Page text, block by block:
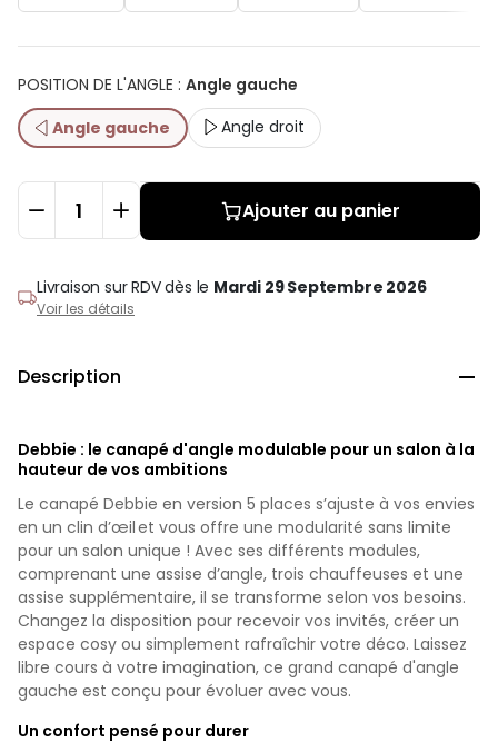
POSITION DE L'ANGLE : Angle gauche
Angle gauche
Angle droit
Ajouter au panier
Livraison sur RDVdès le Mardi 29 Septembre 2026
Voir les détails
Description 
Debbie : le canapé d'angle modulable pour un salon à la
hauteur de vos ambitions
Le canapé Debbie en version 5 places s’ajuste à vos envies
en un clin d’œil et vous offre une modularité sans limite
pour un salon unique ! Avec ses différents modules,
comprenant une assise d’angle, trois chauffeuses et une
assise supplémentaire, il se transforme selon vos besoins.
Changez la disposition pour recevoir vos invités, créer un
espace cosy ou simplement rafraîchir votre déco. Laissez
libre cours à votre imagination, ce grand canapé d'angle
gauche est conçu pour évoluer avec vous.
Un confort pensé pour durer